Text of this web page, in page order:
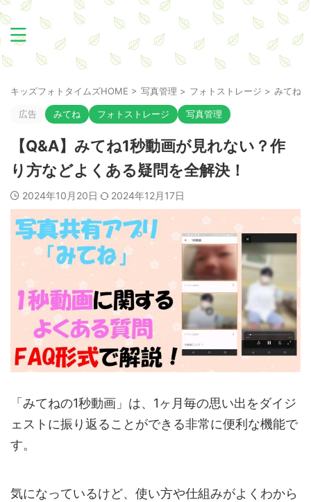
キッズフォトタイムズHOME > 写真管理 > フォトストレージ > みてね
広告 みてね フォトストレージ 写真管理
【Q&A】みてね1秒動画が見れない？作
り方などよくある疑問を全解決！
2024年10月20日 2024年12月17日
「みてねの1秒動画」は、1ヶ月毎の思い出をダイジ
ェストに振り返ることができる非常に便利な機能で
す。
気になっているけど、使い方や仕組みがよくわから